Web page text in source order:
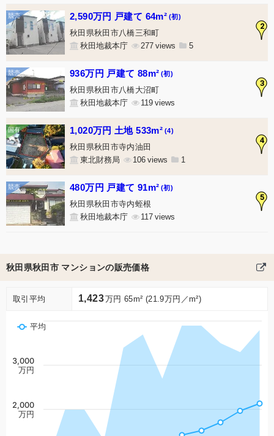
2
2,590万円 戸建て 64m² (初)
秋田県秋田市八橋三和町
秋田地裁本庁
277 5
3
936万円 戸建て 88m² (初)
秋田県秋田市八橋大沼町
秋田地裁本庁
119
4
1,020万円 土地 533m² (4)
秋田県秋田市寺内油田
東北財務局
106 1
5
480万円 戸建て 91m² (初)
秋田県秋田市寺内蛭根
秋田地裁本庁
117
秋田県秋田市 マンションの販売価格
取引平均 1,423万円 65m² (21.9万円／m²)
平均
2,000
万円
3,000
万円